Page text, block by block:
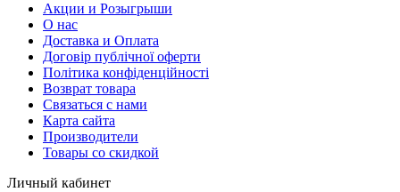
Акции и Розыгрыши
О нас
Доставка и Оплата
Договір публічної оферти
Політика конфіденційності
Возврат товара
Связаться с нами
Карта сайта
Производители
Товары со скидкой
Личный кабинет